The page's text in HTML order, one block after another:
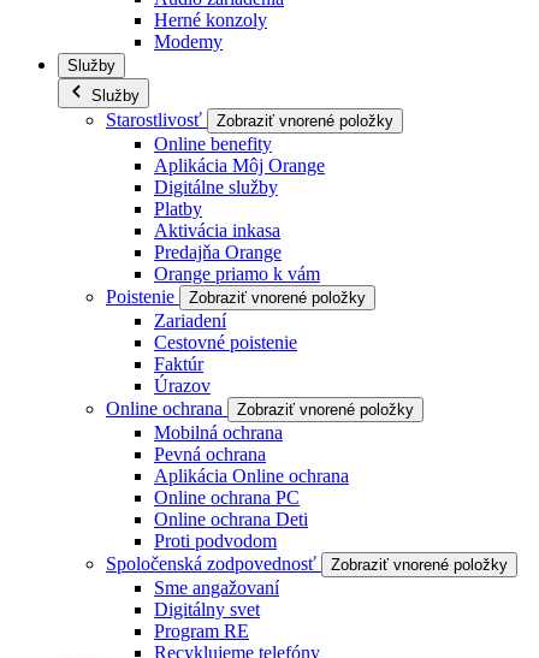
Herné konzoly
Modemy
Služby
Služby
Starostlivosť Zobraziť vnorené položky
Online benefity
Aplikácia Môj Orange
Digitálne služby
Platby
Aktivácia inkasa
Predajňa Orange
Orange priamo k vám
Poistenie
Zobraziť vnorené položky
Zariadení
Cestovné poistenie
Faktúr
Úrazov
Online ochrana
Zobraziť vnorené položky
Mobilná ochrana
Pevná ochrana
Aplikácia Online ochrana
Online ochrana PC
Online ochrana Deti
Proti podvodom
Spoločenská zodpovednosť
Zobraziť vnorené položky
Sme angažovaní
Digitálny svet
Program RE
Recyklujeme telefóny